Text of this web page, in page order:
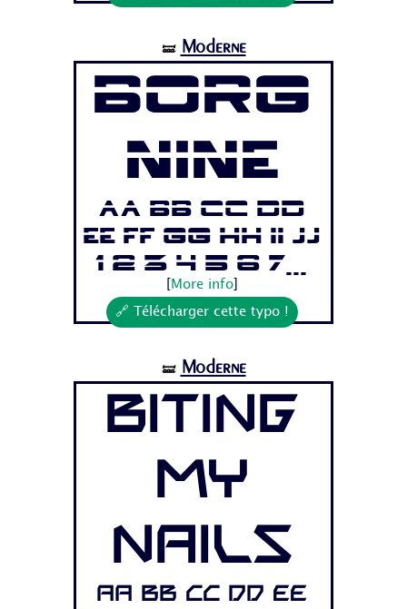
🝛 Moderne
Borg
Nine
Aa Bb Cc Dd
Ee Ff Gg Hh Ii Jj
1 2 3 4 5 6 7...
More info]
🔗 Télécharger cette typo !
🝛 Moderne
Biting
My
Nails
Aa Bb Cc Dd Ee